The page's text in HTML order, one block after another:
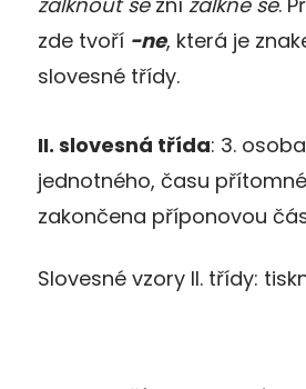
zde tvoří -ne, která je
slovesné třídy.
II. slovesná třída: 3.
jednotného, času
zakončena příponovou
Slovesné vzory II. třídy: